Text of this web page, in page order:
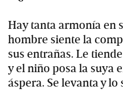
Hay tanta armonía en
hombre siente la
sus entrañas. Le
y el niño posa la suya
áspera. Se levanta y lo